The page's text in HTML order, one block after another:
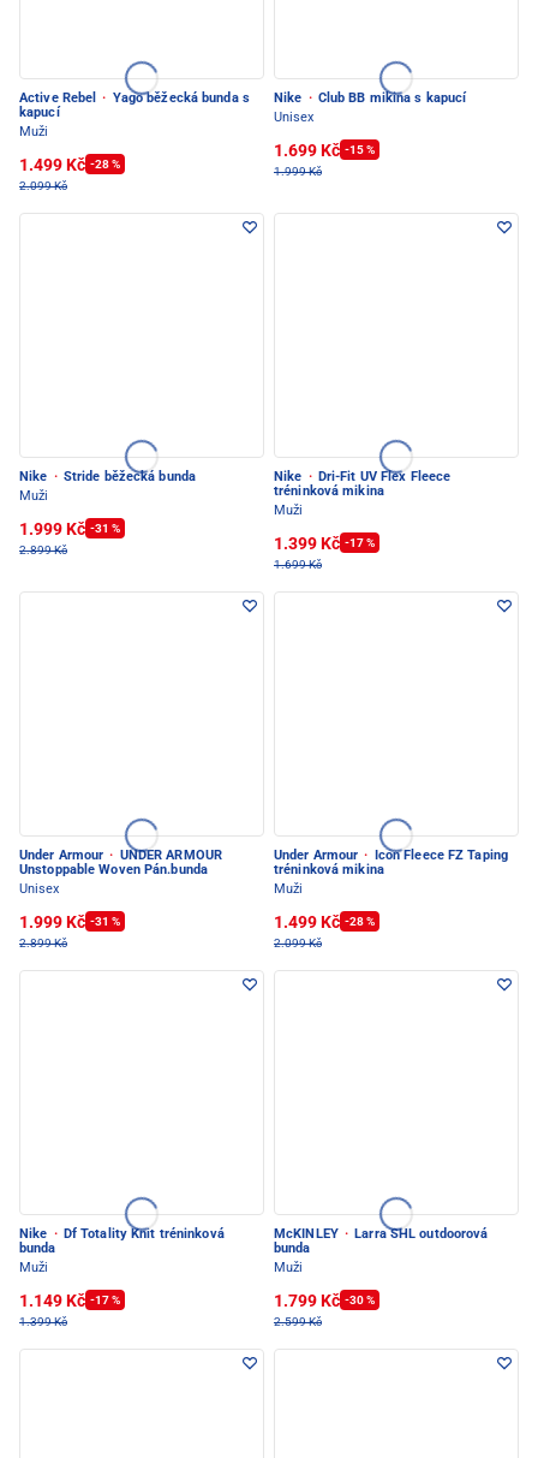
Active Rebel · Yago běžecká bunda s
kapucí
Muži
1.499 Kč -28 %
2.099 Kč
Nike · Club BB mikina s kapucí
Unisex
1.699 Kč -15 %
1.999 Kč
Nike · Stride běžecká bunda
Muži
1.999 Kč -31 %
2.899 Kč
Nike · Dri-Fit UV Flex Fleece
tréninková mikina
Muži
1.399 Kč -17 %
1.699 Kč
Under Armour · UNDER ARMOUR
Unstoppable Woven Pán.bunda
Unisex
1.999 Kč -31 %
2.899 Kč
Under Armour ·
Icon Fleece FZ Taping
tréninková mikina
Muži
1.499 Kč -28 %
2.099 Kč
Nike · Df Totality Knit tréninková
bunda
Muži
1.149 Kč -17 %
1.399 Kč
McKINLEY · Larra SHL outdoorová
bunda
Muži
1.799 Kč -30 %
2.599 Kč